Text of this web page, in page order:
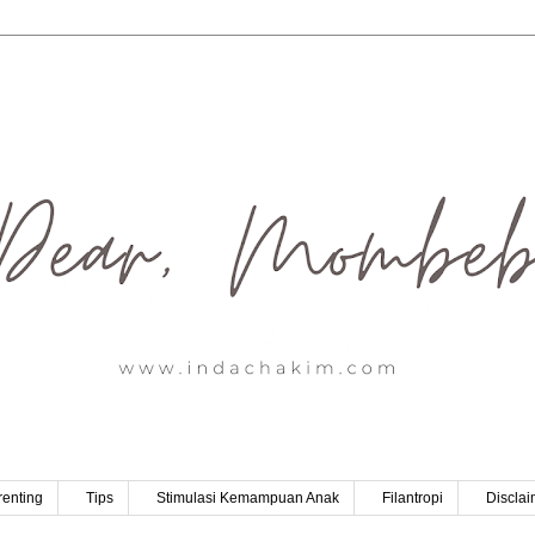
Tips Stimulasi Kemampuan Anak Filantropi